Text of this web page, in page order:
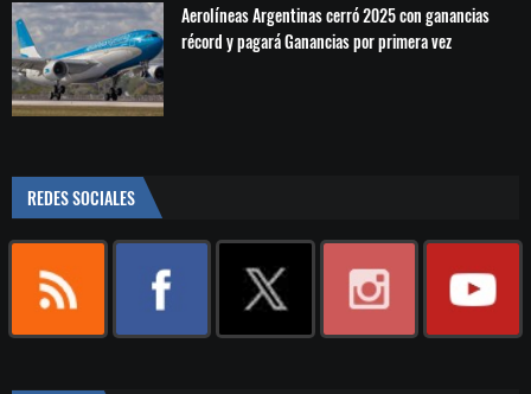
Aerolíneas Argentinas cerró 2025 con ganancias
récord y pagará Ganancias por primera vez
REDES SOCIALES